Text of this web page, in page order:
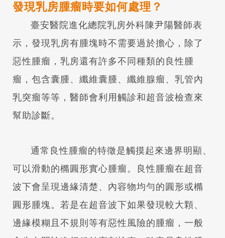
發現乳房腫瘤時要如何處理？
臺安醫院進化總院乳房外科陳尹陽醫師表
示，發現乳房有腫塊時不需要過於擔心，除了
惡性腫瘤，乳房還有許多不同種類的良性腫
瘤，包含囊腫、纖維囊腫、纖維腺瘤、乳管內
乳突瘤等等，醫師會利用觸診和超音波檢查來
幫助診斷。
通常良性腫瘤的特徵是觸摸起來邊界明顯、
可以滑動的橢圓形實心腫瘤。良性腫瘤在超音
波下會呈現邊緣清楚、內容物均勻的圓形或橢
圓形腫塊。若是在超音波下如果發現較大顆、
邊緣模糊且不規則等有惡性風險的腫瘤，一般